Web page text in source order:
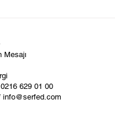
Mesajı
629 01 00
info@serfed.com